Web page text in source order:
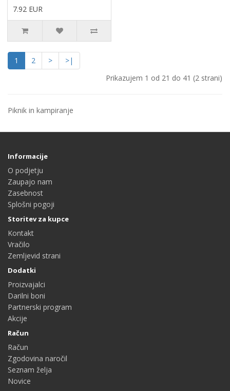
7.92 EUR
1 2 >
>|
Prikazujem 1 od 21 do 41 (2 strani)
Piknik in kampiranje
Informacije
O podjetju
Zaupajo nam
Zasebnost
Splošni pogoji
Storitev za kupce
Kontakt
Vračilo
Zemljevid strani
Dodatki
Proizvajalci
Darilni boni
Partnerski program
Akcije
Račun
Račun
Zgodovina naročil
Seznam želja
Novice